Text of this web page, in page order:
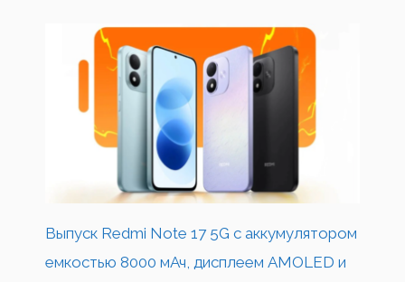
Выпуск Redmi Note 17 5G с аккумулятором
емкостью 8000 мАч, дисплеем AMOLED и